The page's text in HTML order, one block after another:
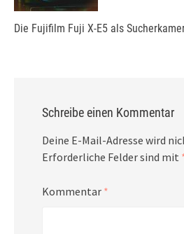
Die Fujifilm Fuji X-E5 als
Schreibe einen Kommentar
Deine E-Mail-Adresse wird
Erforderliche Felder sind mit
Kommentar *